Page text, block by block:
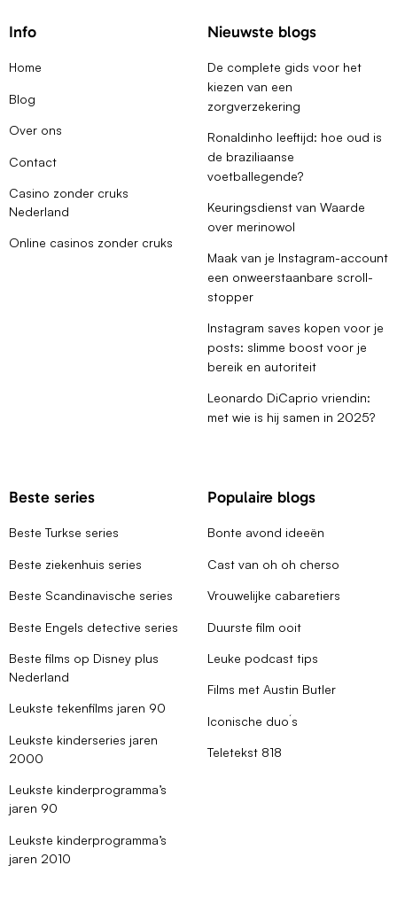
Info
Home
Blog
Over ons
Contact
Casino zonder cruks
Nederland
Online casinos zonder cruks
Nieuwste blogs
De complete gids voor het
kiezen van een
zorgverzekering
Ronaldinho leeftijd: hoe oud is
de braziliaanse
voetballegende?
Keuringsdienst van Waarde
over merinowol
Maak van je Instagram-account
een onweerstaanbare scroll-
stopper
Instagram saves kopen voor je
posts: slimme boost voor je
bereik en autoriteit
Leonardo DiCaprio vriendin:
met wie is hij samen in 2025?
Beste series
Beste Turkse series
Beste ziekenhuis series
Beste Scandinavische series
Beste Engels detective series
Beste films op Disney plus
Nederland
Leukste tekenfilms jaren 90
Leukste kinderseries jaren
2000
Leukste kinderprogramma’s
jaren 90
Leukste kinderprogramma’s
jaren 2010
Populaire blogs
Bonte avond ideeën
Cast van oh oh cherso
Vrouwelijke cabaretiers
Duurste film ooit
Leuke podcast tips
Films met Austin Butler
Iconische duo´s
Teletekst 818